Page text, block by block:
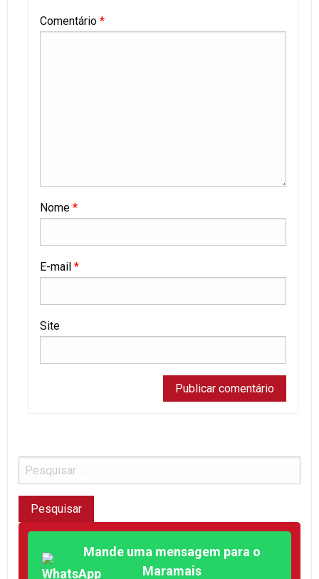
Comentário *
Nome *
E-mail *
Site
Mande uma mensagem para o
Maramais